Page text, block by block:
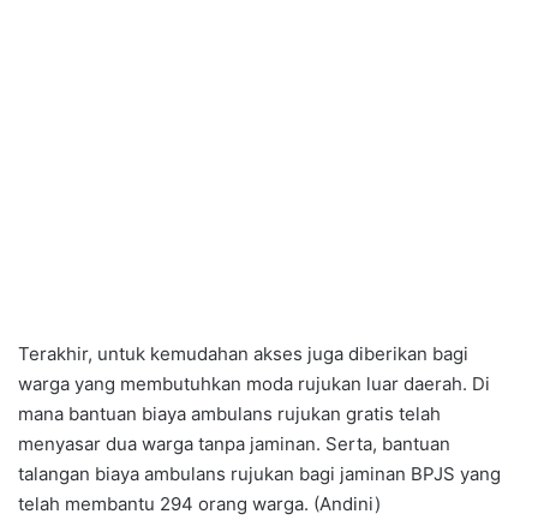
Terakhir, untuk kemudahan akses juga diberikan bagi
warga yang membutuhkan moda rujukan luar daerah. Di
mana bantuan biaya ambulans rujukan gratis telah
menyasar dua warga tanpa jaminan. Serta, bantuan
talangan biaya ambulans rujukan bagi jaminan BPJS yang
telah membantu 294 orang warga. (Andini)